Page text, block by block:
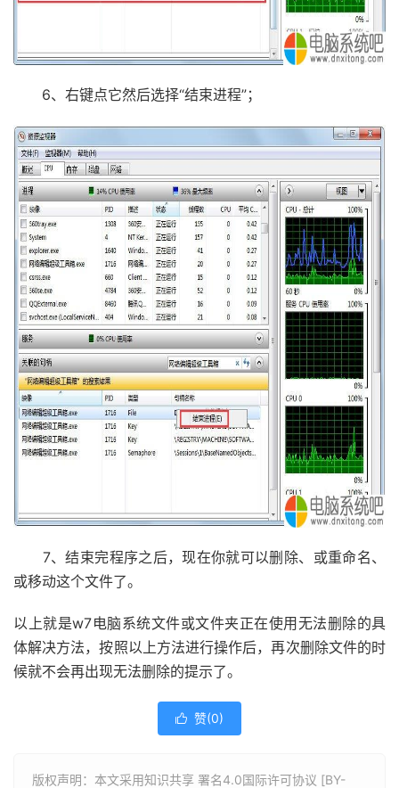
6、右键点它然后选择“结束进程”；
7、结束完程序之后，现在你就可以删除、或重命名、
或移动这个文件了。
以上就是w7电脑系统文件或文件夹正在使用无法删除的具
体解决方法，按照以上方法进行操作后，再次删除文件的时
候就不会再出现无法删除的提示了。
 赞(0)
版权声明：本文采用知识共享 署名4.0国际许可协议 [BY-